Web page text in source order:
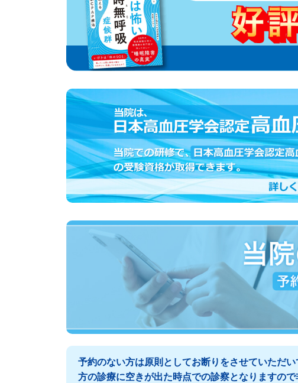
予約のない方は原則としてお断りをさせていただ
方の診療に空きが出た時点での診察となりますの